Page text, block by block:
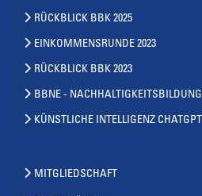
RÜCKBLICK BBK 2025
EINKOMMENSRUNDE 2023
RÜCKBLICK BBK 2023
BBNE - NACHHALTIGKEITSBILDUNG
KÜNSTLICHE INTELLIGENZ CHATGPT
MITGLIEDSCHAFT